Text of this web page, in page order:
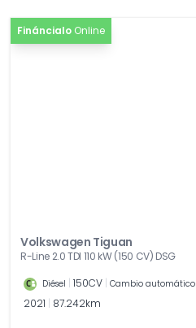
Fináncialo Online
Volkswagen Tiguan
R-Line 2.0 TDI 110 kW (150 CV) DSG
Diésel 150CV Cambio automático
2021 87.242km